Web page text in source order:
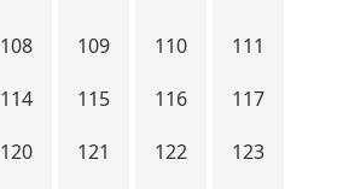
108 109 110
111
114 115 116
117
120 121 122
123